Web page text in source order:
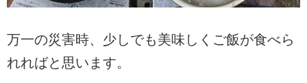
万一の災害時、少しでも美味しくご飯が食べら
れればと思います。